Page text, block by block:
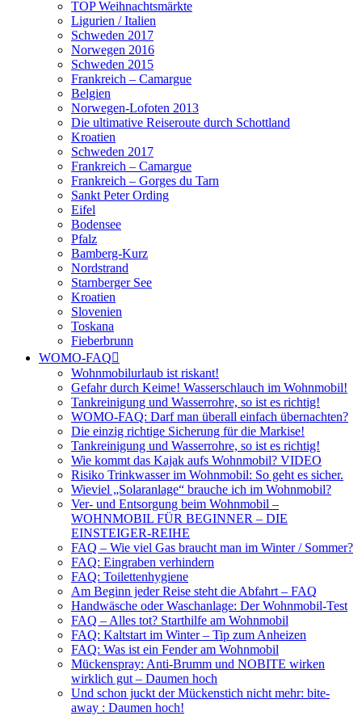
TOP Weihnachtsmärkte
Ligurien / Italien
Schweden 2017
Norwegen 2016
Schweden 2015
Frankreich – Camargue
Belgien
Norwegen-Lofoten 2013
Die ultimative Reiseroute durch Schottland
Kroatien
Schweden 2017
Frankreich – Camargue
Frankreich – Gorges du Tarn
Sankt Peter Ording
Eifel
Bodensee
Pfalz
Bamberg-Kurz
Nordstrand
Starnberger See
Kroatien
Slovenien
Toskana
Fieberbrunn
WOMO-FAQ
Wohnmobilurlaub ist riskant!
Gefahr durch Keime! Wasserschlauch im Wohnmobil!
Tankreinigung und Wasserrohre, so ist es richtig!
WOMO-FAQ: Darf man überall einfach übernachten?
Die einzig richtige Sicherung für die Markise!
Tankreinigung und Wasserrohre, so ist es richtig!
Wie kommt das Kajak aufs Wohnmobil? VIDEO
Risiko Trinkwasser im Wohnmobil: So geht es sicher.
Wieviel „Solaranlage“ brauche ich im Wohnmobil?
Ver- und Entsorgung beim Wohnmobil –
WOHNMOBIL FÜR BEGINNER – DIE
EINSTEIGER-REIHE
FAQ – Wie viel Gas braucht man im Winter / Sommer?
FAQ: Eingraben verhindern
FAQ: Toilettenhygiene
Am Beginn jeder Reise steht die Abfahrt – FAQ
Handwäsche oder Waschanlage: Der Wohnmobil-Test
FAQ – Alles tot? Starthilfe am Wohnmobil
FAQ: Kaltstart im Winter – Tip zum Anheizen
FAQ: Was ist ein Fender am Wohnmobil
Mückenspray: Anti-Brumm und NOBITE wirken
wirklich gut – Daumen hoch
Und schon juckt der Mückenstich nicht mehr: bite-
away : Daumen hoch!